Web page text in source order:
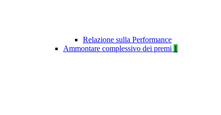
Relazione sulla Performance
Ammontare complessivo dei premi 1